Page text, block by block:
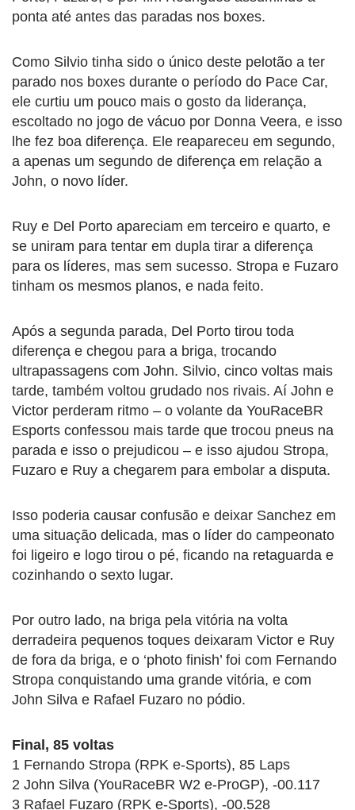
ponta até antes das paradas nos boxes.
Como Silvio tinha sido o único deste pelotão a ter
parado nos boxes durante o período do Pace Car,
ele curtiu um pouco mais o gosto da liderança,
escoltado no jogo de vácuo por Donna Veera, e isso
lhe fez boa diferença. Ele reapareceu em segundo,
a apenas um segundo de diferença em relação a
John, o novo líder.
Ruy e Del Porto apareciam em terceiro e quarto, e
se uniram para tentar em dupla tirar a diferença
para os líderes, mas sem sucesso. Stropa e Fuzaro
tinham os mesmos planos, e nada feito.
Após a segunda parada, Del Porto tirou toda
diferença e chegou para a briga, trocando
ultrapassagens com John. Silvio, cinco voltas mais
tarde, também voltou grudado nos rivais. Aí John e
Victor perderam ritmo – o volante da YouRaceBR
Esports confessou mais tarde que trocou pneus na
parada e isso o prejudicou – e isso ajudou Stropa,
Fuzaro e Ruy a chegarem para embolar a disputa.
Isso poderia causar confusão e deixar Sanchez em
uma situação delicada, mas o líder do campeonato
foi ligeiro e logo tirou o pé, ficando na retaguarda e
cozinhando o sexto lugar.
Por outro lado, na briga pela vitória na volta
derradeira pequenos toques deixaram Victor e Ruy
de fora da briga, e o ‘photo finish’ foi com Fernando
Stropa conquistando uma grande vitória, e com
John Silva e Rafael Fuzaro no pódio.
Final, 85 voltas
1 Fernando Stropa (RPK e-Sports), 85 Laps
2 John Silva (YouRaceBR W2 e-ProGP), -00.117
3 Rafael Fuzaro (RPK e-Sports), -00.528